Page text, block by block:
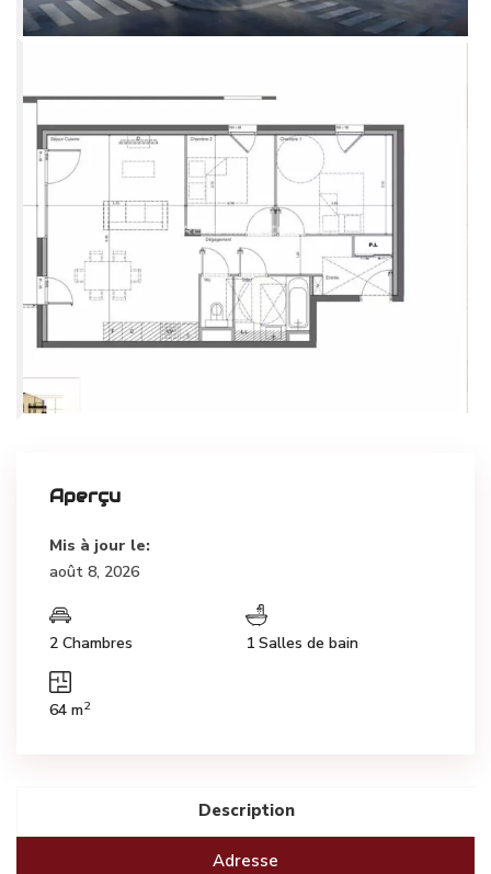
Aperçu
Mis à jour le:
août 8, 2026
2 Chambres 1 Salles de bain
64 m2
Description
Adresse